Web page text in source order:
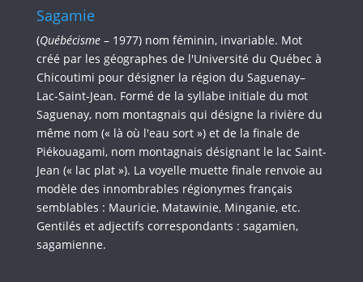
Sagamie
(Québécisme – 1977) nom féminin, invariable. Mot
créé par les géographes de l'Université du Québec à
Chicoutimi pour désigner la région du Saguenay–
Lac-Saint-Jean. Formé de la syllabe initiale du mot
Saguenay, nom montagnais qui désigne la rivière du
même nom (« là où l'eau sort ») et de la finale de
Piékouagami, nom montagnais désignant le lac Saint-
Jean (« lac plat »). La voyelle muette finale renvoie au
modèle des innombrables régionymes français
semblables : Mauricie, Matawinie, Minganie, etc.
Gentilés et adjectifs correspondants : sagamien,
sagamienne.